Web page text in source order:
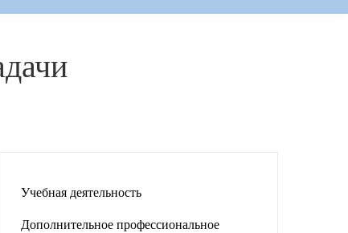
Учебная деятельность
Дополнительное профессиональное